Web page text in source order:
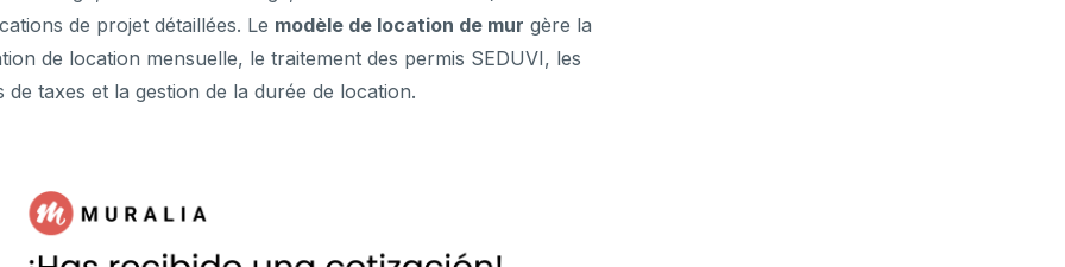
de projet détaillées. Le modèle de location de mur gère la
de location mensuelle, le traitement des permis SEDUVI, les
de taxes et la gestion de la durée de location.